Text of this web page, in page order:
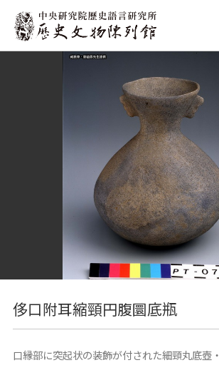
:::
侈口附耳縮頸円腹圜底瓶
口縁部に突起状の装飾が付された細頸丸底壺‧